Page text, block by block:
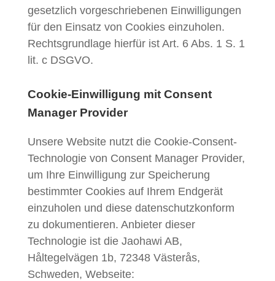
gesetzlich vorgeschriebenen Einwilligungen
für den Einsatz von Cookies einzuholen.
Rechtsgrundlage hierfür ist Art. 6 Abs. 1 S. 1
lit. c DSGVO.
Cookie-Einwilligung mit Consent
Manager Provider
Unsere Website nutzt die Cookie-Consent-
Technologie von Consent Manager Provider,
um Ihre Einwilligung zur Speicherung
bestimmter Cookies auf Ihrem Endgerät
einzuholen und diese datenschutzkonform
zu dokumentieren. Anbieter dieser
Technologie ist die Jaohawi AB,
Håltegelvägen 1b, 72348 Västerås,
Schweden, Webseite: